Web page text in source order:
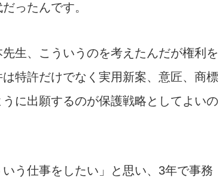
ったんです。
生、こういうのを考えたんだが権利を
特許だけでなく実用新案、意匠、商標
に出願するのが保護戦略としてよいの
う仕事をしたい」と思い、3年で事務